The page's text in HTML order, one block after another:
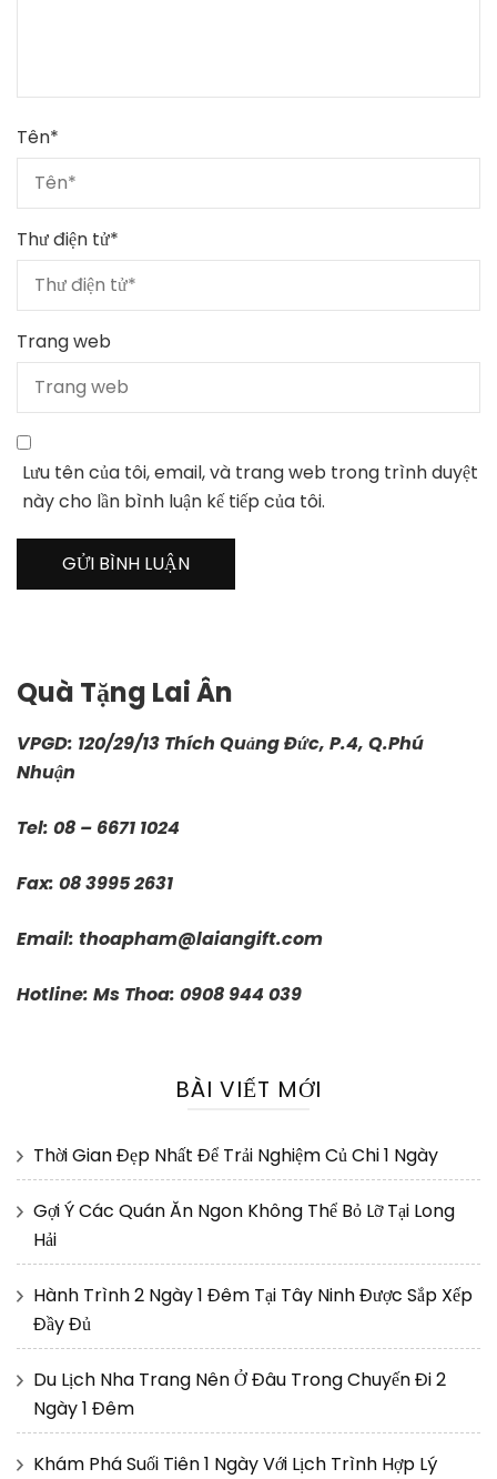
Tên*
Thư điện tử*
Trang web
Lưu tên của tôi, email, và trang web trong trình duyệt
này cho lần bình luận kế tiếp của tôi.
Quà Tặng Lai Ân
VPGD: 120/29/13 Thích Quảng Đức, P.4, Q.Phú
Nhuận
Tel: 08 – 6671 1024
Fax: 08 3995 2631
Email: thoapham@laiangift.com
Hotline: Ms Thoa: 0908 944 039
BÀI VIẾT MỚI
Thời Gian Đẹp Nhất Để Trải Nghiệm Củ Chi 1 Ngày
Gợi Ý Các Quán Ăn Ngon Không Thể Bỏ Lỡ Tại Long
Hải
Hành Trình 2 Ngày 1 Đêm Tại Tây Ninh Được Sắp Xếp
Đầy Đủ
Du Lịch Nha Trang Nên Ở Đâu Trong Chuyến Đi 2
Ngày 1 Đêm
Khám Phá Suối Tiên 1 Ngày Với Lịch Trình Hợp Lý